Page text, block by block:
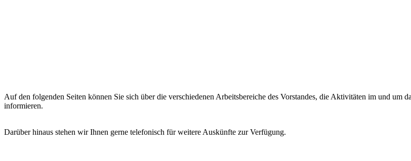
Auf den folgenden Seiten können Sie sich über die verschiedenen Arbeitsbereiche des Vorstandes, die Aktivitäten im und um
informieren.
Darüber hinaus stehen wir Ihnen gerne telefonisch für weitere Auskünfte zur Verfügung.